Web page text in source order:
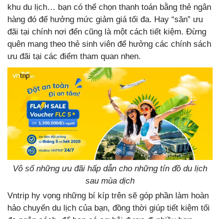
khu du lịch… bạn có thể chọn thanh toán bằng thẻ ngân
hàng đó để hưởng mức giảm giá tối đa. Hay “săn” ưu
đãi tại chính nơi đến cũng là một cách tiết kiệm. Đừng
quên mang theo thẻ sinh viên để hưởng các chính sách
ưu đãi tại các điểm tham quan nhen.
Vô số những ưu đãi hấp dẫn cho những tín đồ du lịch
sau mùa dịch
Vntrip hy vọng những bí kíp trên sẽ góp phần làm hoàn
hảo chuyến du lịch của bạn, đồng thời giúp tiết kiệm tối